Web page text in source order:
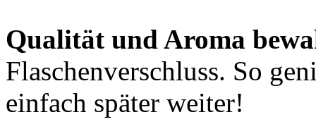
Qualität und Aroma
Flaschenverschluss. So
einfach später weiter!